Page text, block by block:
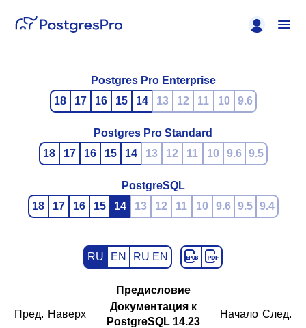
Postgres Pro Enterprise
18
17 16 15 14 13 12 11 10 9.6
Postgres Pro Standard
18
17 16 15 14 13 12 11 10 9.6 9.5
PostgreSQL
18
17 16 15 14 13 12 11 10 9.6 9.5 9.4
RU EN RU EN
Предисловие
Пред. Наверх
Документация к
PostgreSQL 14.23
Начало След.